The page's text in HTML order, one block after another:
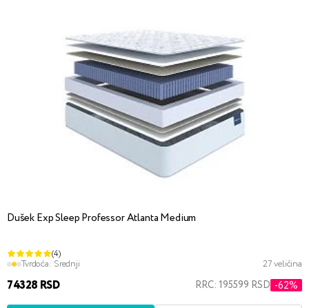
Dušek Exp Sleep Professor Atlanta Medium
(4)
Tvrdoća: Srednji 27 veličina
74328 RSD RRC: 195599 RSD -62%